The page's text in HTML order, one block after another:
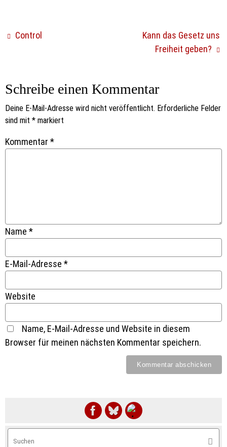
Control
Kann das Gesetz uns
Freiheit geben?
Schreibe einen Kommentar
Deine E-Mail-Adresse wird nicht veröffentlicht. Erforderliche Felder
sind mit * markiert
Kommentar *
Name *
E-Mail-Adresse *
Website
Name, E-Mail-Adresse und Website in diesem
Browser für meinen nächsten Kommentar speichern.